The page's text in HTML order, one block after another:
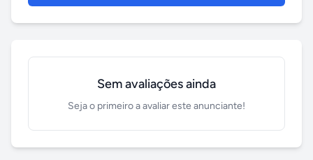
Sem avaliações ainda
Seja o primeiro a avaliar este anunciante!